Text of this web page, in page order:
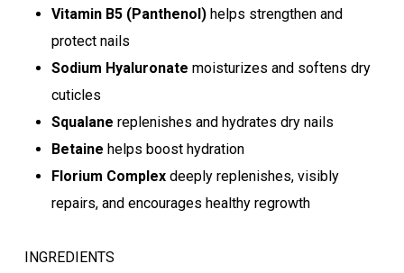
Vitamin B5 (Panthenol)helps strengthen and
protect nails
Sodium Hyaluronate moisturizes and softens dry
cuticles
Squalane replenishes and hydrates dry nails
Betaine helps boost hydration
Florium Complex deeply replenishes, visibly
repairs, and encourages healthy regrowth
INGREDIENTS